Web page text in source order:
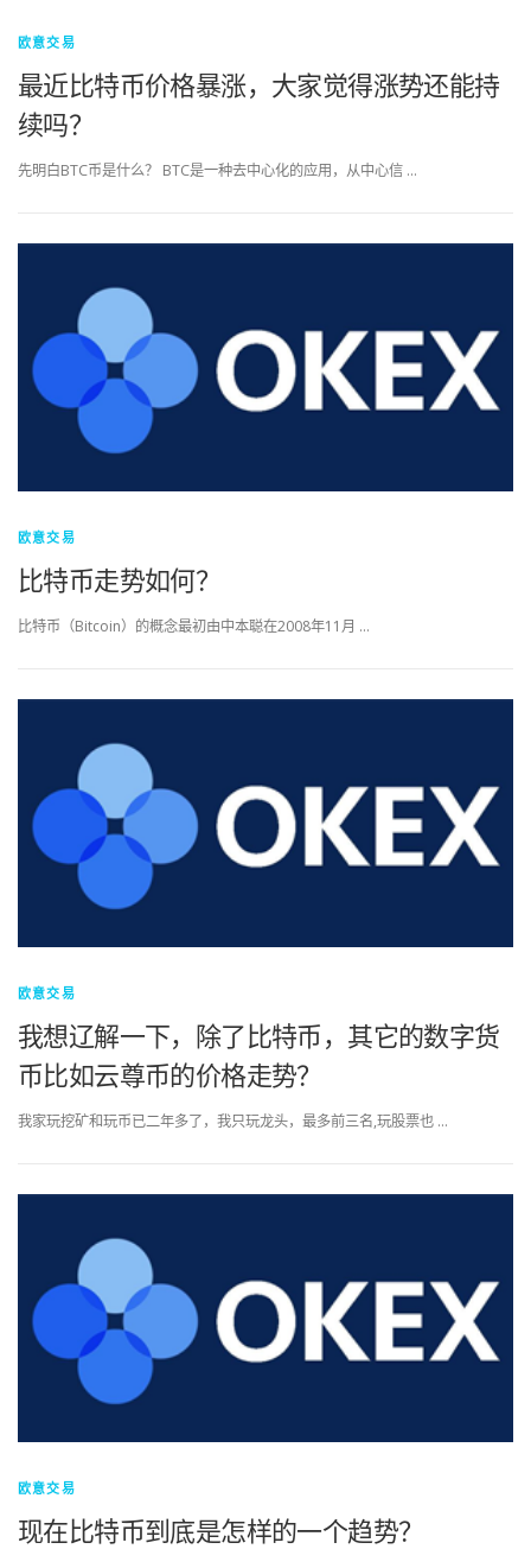
欧意交易
最近比特币价格暴涨，大家觉得涨势还能持
续吗？
先明白BTC币是什么？ BTC是一种去中心化的应用，从中心信 …
欧意交易
比特币走势如何？
比特币（Bitcoin）的概念最初由中本聪在2008年11月 …
欧意交易
我想辽解一下，除了比特币，其它的数字货
币比如云尊币的价格走势？
我家玩挖矿和玩币已二年多了，我只玩龙头，最多前三名,玩股票也 …
欧意交易
现在比特币到底是怎样的一个趋势？